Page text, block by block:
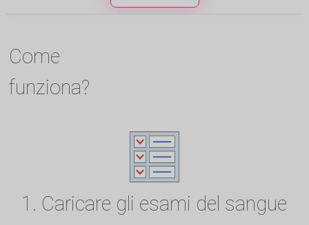
Come
funziona?
1. Caricare gli esami del sangue